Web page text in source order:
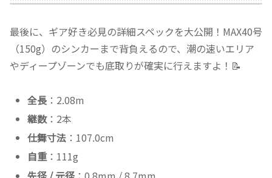
最後に、ギア好き必見の詳細スペックを大公開！MAX40号
（150g）のシンカーまで背負えるので、潮の速いエリア
やディープゾーンでも底取りが確実に行えますよ！📝
全長 ：2.08m
継数：2本
仕舞寸法 ：107.0cm
自重：111g